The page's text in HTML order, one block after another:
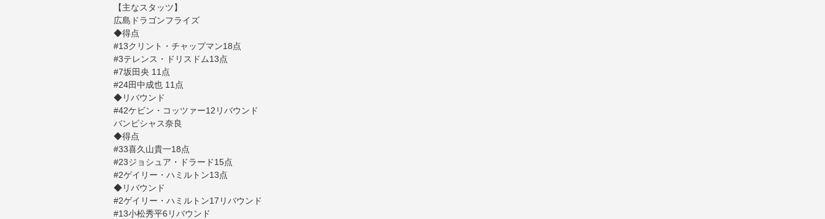
【主なスタッツ】
広島ドラゴンフライズ
◆得点
#13クリント・チャップマン18点
#3テレンス・ドリスドム13点
#7坂田央 11点
#24田中成也 11点
◆リバウンド
#42ケビン・コッツァー12リバウンド
バンビシャス奈良
◆得点
#33喜久山貴一18点
#23ジョシュア・ドラード15点
#2ゲイリー・ハミルトン13点
◆リバウンド
#2ゲイリー・ハミルトン17リバウンド
#13小松秀平6リバウンド